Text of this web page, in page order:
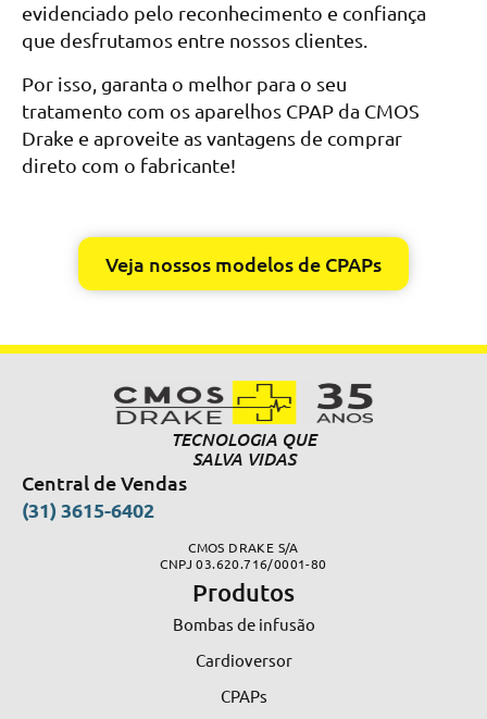
evidenciado pelo reconhecimento e confiança
que desfrutamos entre nossos clientes.
Por isso, garanta o melhor para o seu
tratamento com os aparelhos CPAP da CMOS
Drake e aproveite as vantagens de comprar
direto com o fabricante!
Veja nossos modelos de CPAPs
TECNOLOGIA QUE
SALVA VIDAS
Central de Vendas
(31) 3615-6402
CMOS DRAKE S/A
CNPJ 03.620.716/0001-80
Produtos
Bombas de infusão
Cardioversor
CPAPs